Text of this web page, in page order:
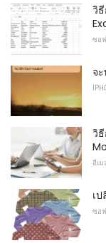
วิ
ซอ
จ
วิ
อีเ
เ
ซอ